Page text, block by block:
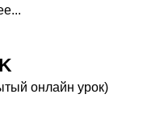
онлайн урок)